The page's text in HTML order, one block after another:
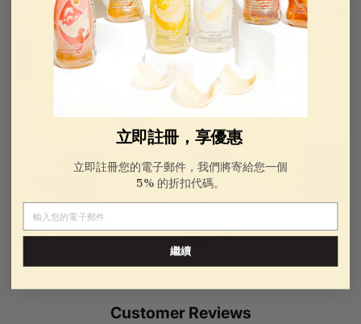
@圖拉拉 @蜜豆豆
Customer Reviews
立即註冊，享優惠
立即註冊您的電子郵件，我們將寄給您一個
5% 的折扣代碼。
電子郵件
繼續